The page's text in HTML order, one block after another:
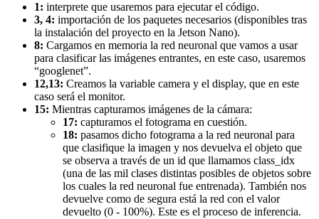
1: interprete que usaremos para ejecutar el código.
3, 4: importación de los paquetes necesarios (disponibles tras
la instalación del proyecto en la Jetson Nano).
8: Cargamos en memoria la red neuronal que vamos a usar
para clasificar las imágenes entrantes, en este caso, usaremos
“googlenet”.
12,13: Creamos la variable camera y el display, que en este
caso será el monitor.
15: Mientras capturamos imágenes de la cámara:
17: capturamos el fotograma en cuestión.
18: pasamos dicho fotograma a la red neuronal para
que clasifique la imagen y nos devuelva el objeto que
se observa a través de un id que llamamos class_idx
(una de las mil clases distintas posibles de objetos sobre
los cuales la red neuronal fue entrenada). También nos
devuelve como de segura está la red con el valor
devuelto (0 - 100%). Este es el proceso de inferencia.